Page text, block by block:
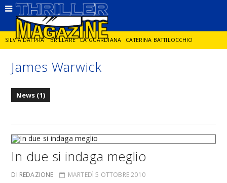
SILVIA DAI PRA' BRILLARE LA GUARDIANA CATERINA BATTILOCCHIO
JORGE DIAZ LA SPIA DELITTO IN CORNICE
James Warwick
News (1)
In due si indaga meglio
DI REDAZIONE MARTEDÌ 5 OTTOBRE 2010